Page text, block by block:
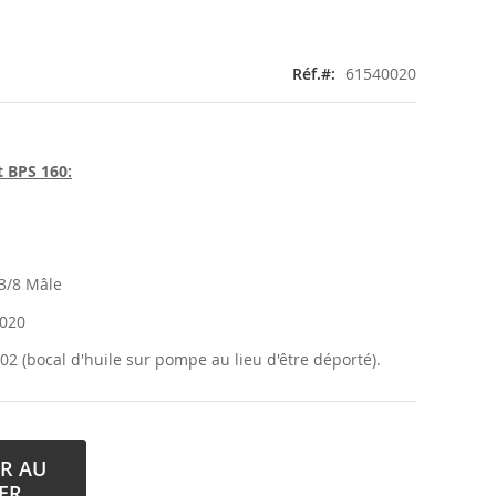
Réf. 61540020
160:
8 Mâle
(bocal d'huile sur pompe au lieu d'être déporté).
AU